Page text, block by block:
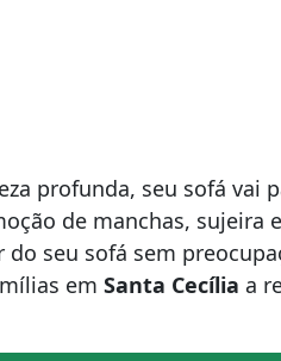
profunda, seu sofá vai
de manchas, sujeira
seu sofá sem
em Santa Cecília a